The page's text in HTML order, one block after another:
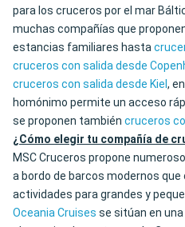
para los cruceros por el mar
muchas compañías que
estancias familiares hasta
cruceros con salida desde
cruceros con salida desde Kiel ,
homónimo permite un acceso
se proponen también cruceros
¿Cómo elegir tu compañía de
MSC Cruceros propone
a bordo de barcos modernos
actividades para grandes y
Oceania Cruises se sitúan en